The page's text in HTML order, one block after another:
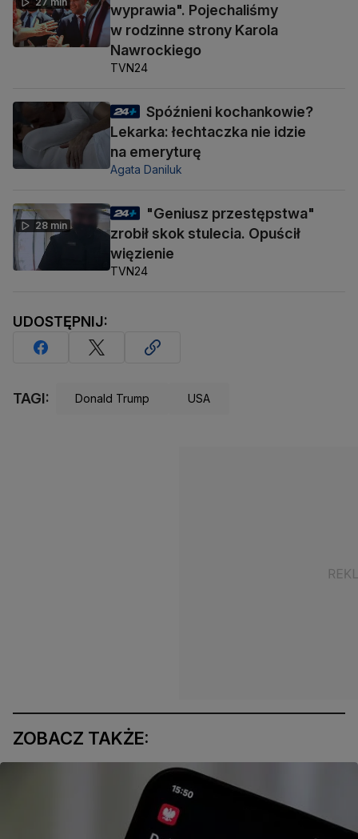
wyprawia". Pojechaliśmy
w rodzinne strony Karola
Nawrockiego
TVN24
Spóźnieni kochankowie?
Lekarka: łechtaczka nie idzie
na emeryturę
Agata Daniluk
28 min
"Geniusz przestępstwa"
zrobił skok stulecia. Opuścił
więzienie
TVN24
UDOSTĘPNIJ:
TAGI: Donald Trump USA
ZOBACZ TAKŻE: